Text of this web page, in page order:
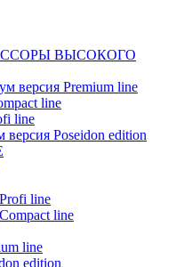
ВЫСОКОГО
версия Premium line
line
line
Poseidon edition
line
line
line
edition